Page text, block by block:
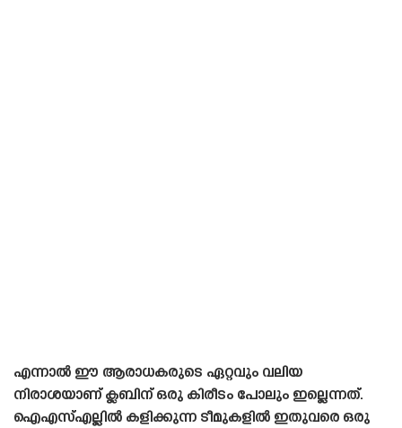
എന്നാൽ ഈ ആരാധകരുടെ ഏറ്റവും വലിയ
നിരാശയാണ് ക്ലബിന് ഒരു കിരീടം പോലും ഇല്ലെന്നത്.
ഐഎസ്എല്ലിൽ കളിക്കുന്ന ടീമുകളിൽ ഇതുവരെ ഒരു